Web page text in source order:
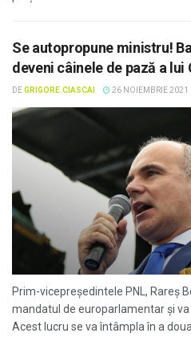
Se autopropune ministru!
deveni câinele de pază a lui
DEGRIGORE.CIASCAI 26 NOIEMBRIE 2021
Prim-vicepreședintele PNL, Rareș
mandatul de europarlamentar și va
Acest lucru se va întâmpla în a